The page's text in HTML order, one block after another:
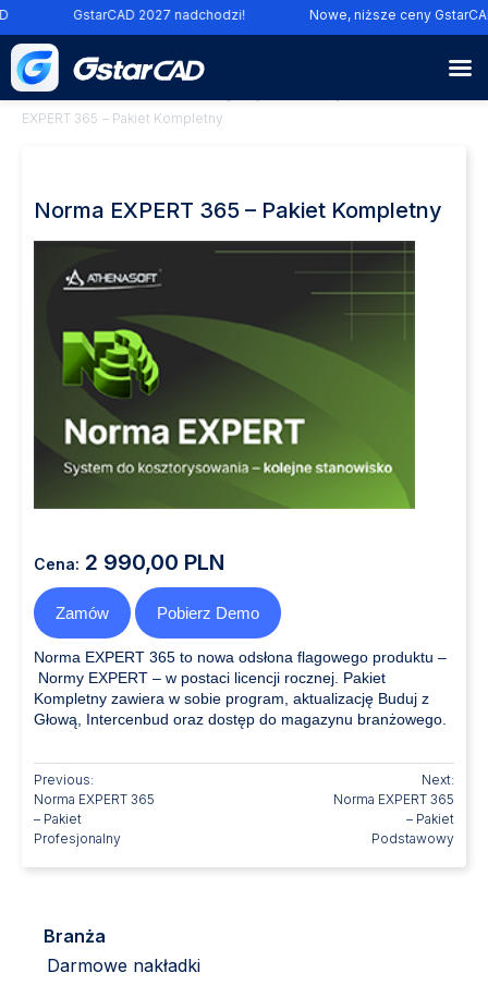
GstarCAD 2027 nadchodzi! Nowe, niższe ceny GstarCAD
Nakładki branżowe
EXPERT 365 – Pakiet Kompletny
Norma EXPERT 365 – Pakiet Kompletny
Cena: 2 990,00 PLN
Zamów Pobierz Demo
Norma EXPERT 365 to nowa odsłona flagowego produktu –
Normy EXPERT – w postaci licencji rocznej. Pakiet
Kompletny zawiera w sobie program, aktualizację Buduj z
Głową, Intercenbud oraz dostęp do magazynu branżowego.
Previous:
Norma EXPERT 365
– Pakiet
Profesjonalny
Next:
Norma EXPERT 365
– Pakiet
Podstawowy
Branża
Darmowe nakładki